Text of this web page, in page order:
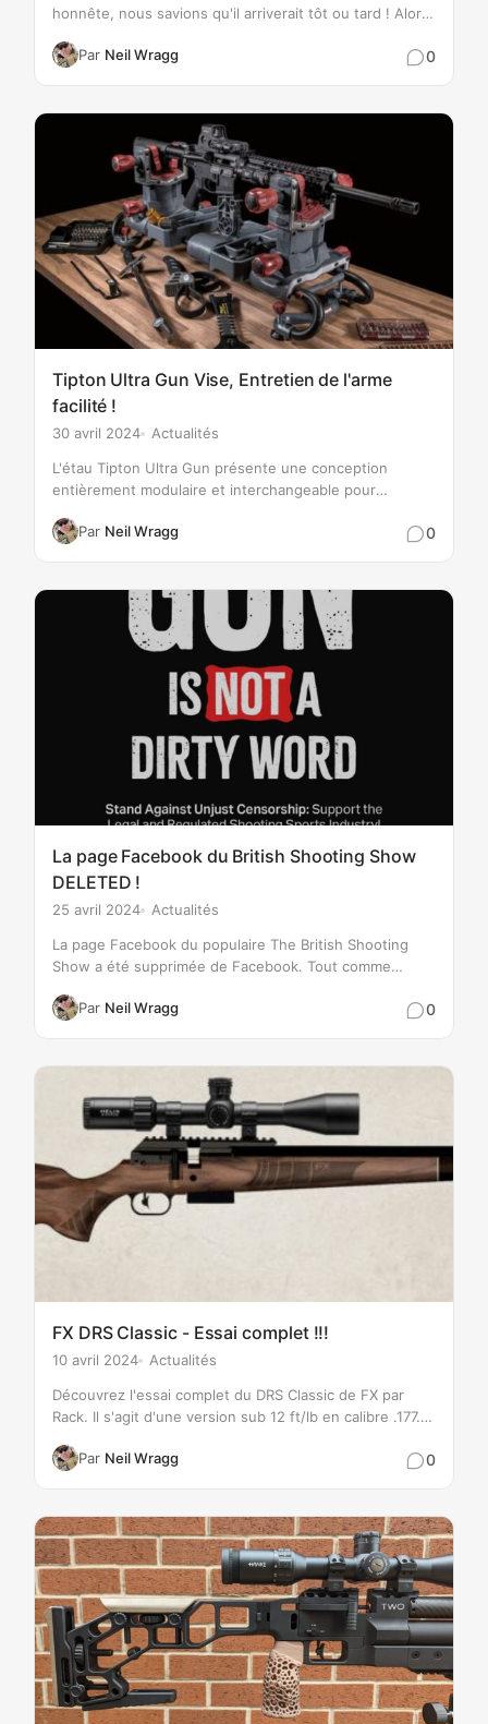
Par Neil Wragg
honnête, nous savions qu'il arriverait tôt ou tard ! Alors,
l'arrière…
0
Tipton Ultra Gun Vise, Entretien de l'arme
facilité !
30 avril 2024 Actualités
Par Neil Wragg
L'étau Tipton Ultra Gun présente une conception
entièrement modulaire et interchangeable pour
pratiquement toutes les formes d'armes à feu, d'armes0
La page Facebook du British Shooting Show
DELETED !
25 avril 2024 Actualités
Par Neil Wragg
La page Facebook du populaire The British Shooting
Show a été supprimée de Facebook. Tout comme
l'interdiction est tombé. Il semble que tout…
0
FX DRS Classic - Essai complet !!!
10 avril 2024 Actualités
Par Neil Wragg
Découvrez l'essai complet du DRS Classic de FX par
Rack. Il s'agit d'une version sub 12 ft/lb en calibre .177.
0